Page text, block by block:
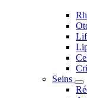
Seins